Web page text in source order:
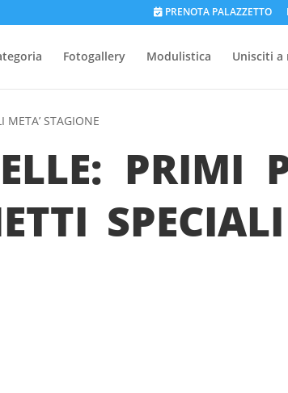
PRENOTA PALAZZETTO
Fotogallery Modulistica Unisciti a
META’ STAGIONE
PRIMI